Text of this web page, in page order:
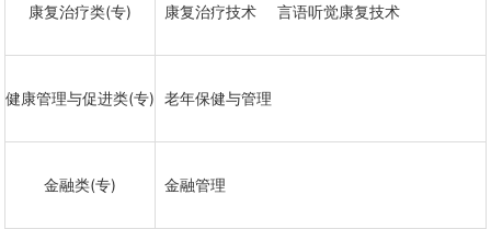
康复治疗类(专) 康复治疗技术 言语听觉康复技术
健康管理与促进类(专) 老年保健与管理
金融类(专) 金融管理